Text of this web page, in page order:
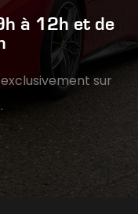
à 12h et de
sur